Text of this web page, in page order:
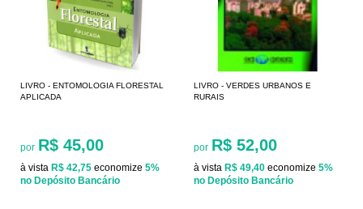
LIVRO - ENTOMOLOGIA FLORESTAL
APLICADA
por R$ 45,00
à vista R$ 42,75 economize 5%
no Depósito Bancário
LIVRO - VERDES URBANOS E
RURAIS
por R$ 52,00
à vista R$ 49,40 economize 5%
no Depósito Bancário